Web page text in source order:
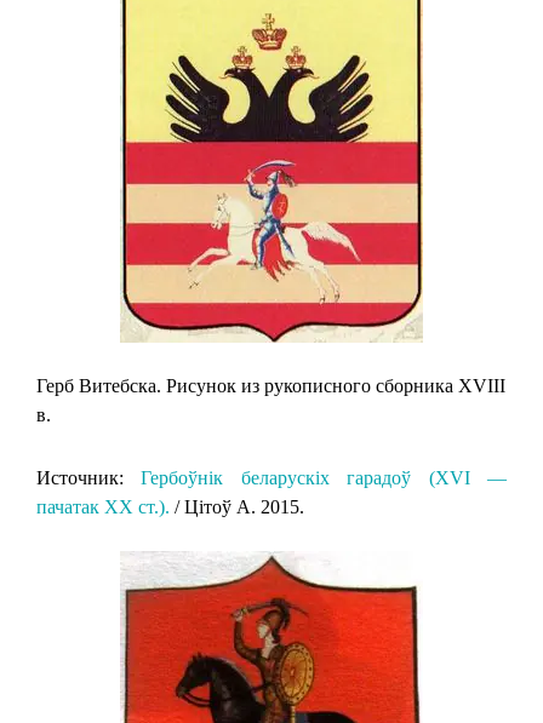
Герб Витебска. Рисунок из рукописного сборника XVIII
в.
Источник:Гербоўнік беларускіх гарадоў (XVI —
пачатак XX ст.). / Цітоў А. 2015.